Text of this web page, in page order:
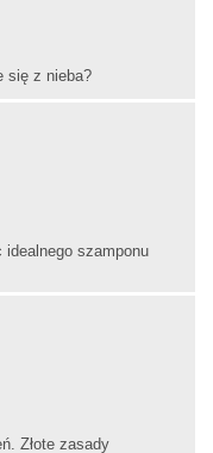
się z nieba?
idealnego szamponu
Złote zasady